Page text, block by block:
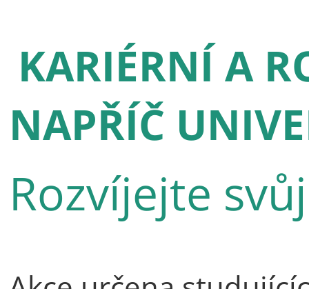
KARIÉRNÍ A
NAPŘÍČ
Rozvíjejte